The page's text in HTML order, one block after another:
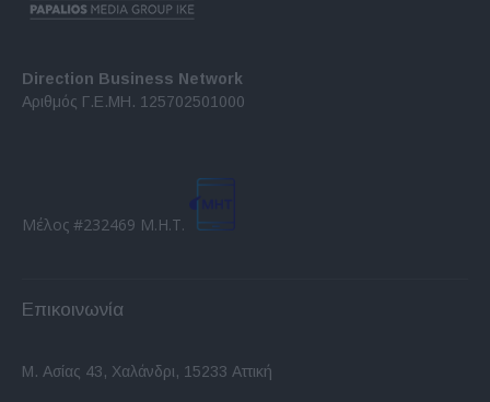
Direction Business Network
Αριθμός Γ.Ε.ΜΗ. 125702501000
Μέλος #232469 Μ.Η.Τ.
Επικοινωνία
Μ. Ασίας 43, Χαλάνδρι, 15233 Αττική